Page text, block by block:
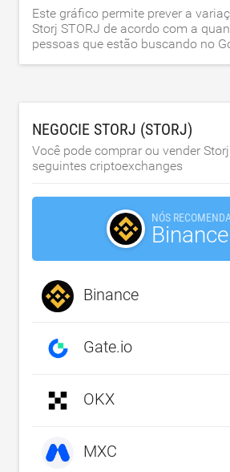
Este gráfico permite prever a
Storj STORJ de acordo com a
pessoas que estão buscando no
NEGOCIE STORJ (STORJ)
Você pode comprar ou vender
seguintes criptoexchanges
NÓS
Binance
Binance
Gate.io
OKX
MXC